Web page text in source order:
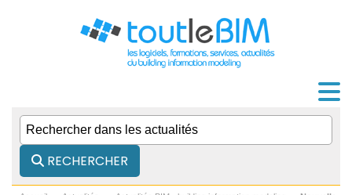
RECHERCHER